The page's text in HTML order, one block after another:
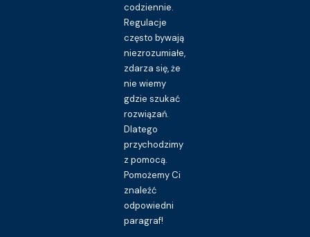
codziennie.
Regulacje
często bywają
niezrozumiałe,
zdarza się, że
nie wiemy
gdzie szukać
rozwiązań.
Dlatego
przychodzimy
z pomocą.
Pomożemy Ci
znaleźć
odpowiedni
paragraf!